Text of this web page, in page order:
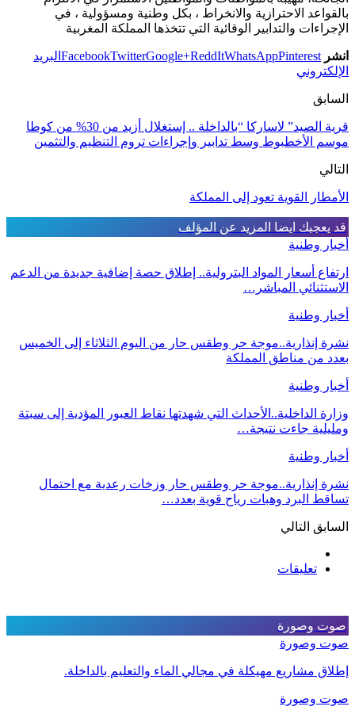
بالقواعد الاحترازية والانخراط ، بكل وطنية ومسؤولية ، في
الإجراءات والتدابير الوقائية التي تتخذها المملكة المغربية
انشر FacebookTwitterGoogle+ReddItWhatsAppPinterest
البريد
الإلكتروني
السابق
قرية الصيد” لاساركا “بالداخلة .. إستغلال أزيد من 30% من كوطا
موسم الأخطبوط وسط تدابير وإجراءات تروم التنظيم والتثمين
التالي
الأمطار القوية تعود إلى المملكة
قد يعجبك ايضا المزيد عن المؤلف
أخبار وطنية
ارتفاع أسعار المواد البترولية.. إطلاق حصة إضافية جديدة من الدعم
الاستثنائي المباشر…
أخبار وطنية
نشرة إنذارية..موجة حر وطقس حار من اليوم الثلاثاء إلى الخميس
بعدد من مناطق المملكة
أخبار وطنية
وزارة الداخلية..الأحداث التي شهدتها نقاط العبور المؤدية إلى سبتة
ومليلية جاءت نتيجة…
أخبار وطنية
نشرة إنذارية..موجة حر وطقس حار وزخات رعدية مع احتمال
تساقط البرد وهبات رياح قوية بعدد…
السابق التالي
تعليقات
صوت وصورة
صوت وصورة
إطلاق مشاريع مهيكلة في مجالي الماء والتعليم بالداخلة.
صوت وصورة